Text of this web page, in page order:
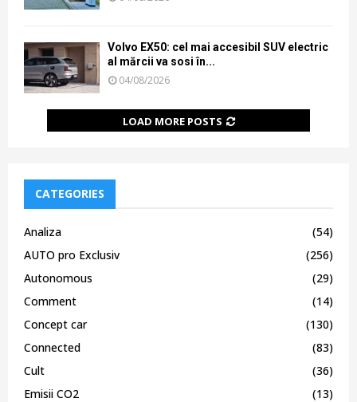
Volvo EX50: cel mai accesibil SUV electric
al mărcii va sosi în...
04/08/2026
LOAD MORE POSTS
CATEGORIES
Analiza
(54)
AUTO pro Exclusiv
(256)
Autonomous
(29)
Comment
(14)
Concept car
(130)
Connected
(83)
Cult
(36)
Emisii CO2
(13)